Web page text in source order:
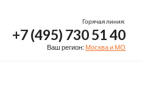
Горячая линия:
+7 (495) 730 51 40
Ваш регион: Москва и МО